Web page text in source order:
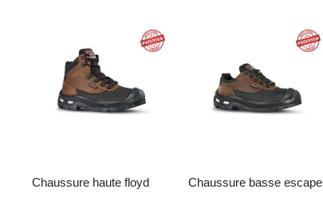
Ajouter à la liste d’envies
chaussure haute floyd
Ajouter à la liste d’envies
chaussure basse escape